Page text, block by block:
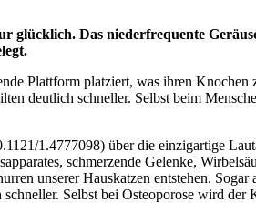
Das niederfrequente
Plattform platziert, was ihren
deutlich schneller. Selbst beim
1.4777098) über die einzigartige
schmerzende Gelenke,
unserer Hauskatzen entstehen.
Selbst bei Osteoporose wird